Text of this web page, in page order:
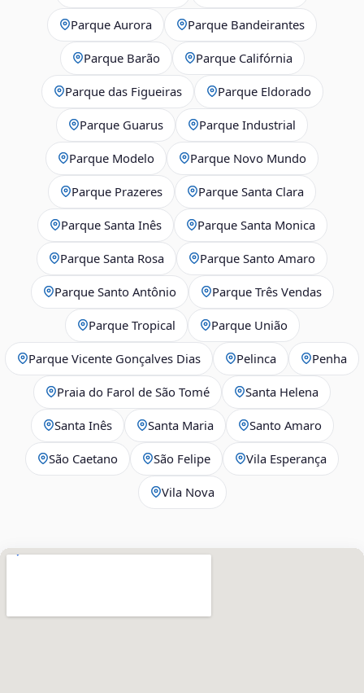
Parque Aurora Parque Bandeirantes
Parque Barão Parque Califórnia
Parque das Figueiras Parque Eldorado
Parque Guarus Parque Industrial
Parque Modelo Parque Novo Mundo
Parque Prazeres Parque Santa Clara
Parque Santa Inês Parque Santa Monica
Parque Santa Rosa Parque Santo Amaro
Parque Santo Antônio Parque Três Vendas
Parque Tropical Parque União
Parque Vicente Gonçalves Dias Pelinca Penha
Praia do Farol de São Tomé Santa Helena
Santa Inês Santa Maria Santo Amaro
São Caetano São Felipe Vila Esperança
Vila Nova